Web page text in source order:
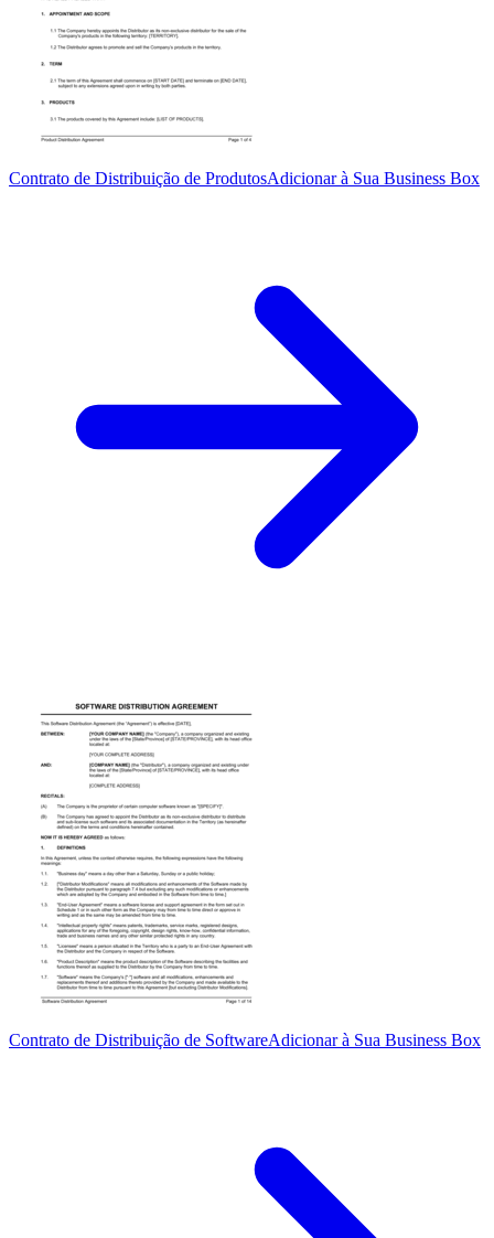
Contrato de Distribuição de ProdutosAdicionar à Sua Business Box
Contrato de Distribuição de SoftwareAdicionar à Sua Business Box